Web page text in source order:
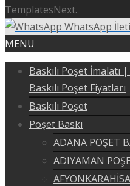
TemplatesNext.
WhatsApp
MENU
Baskılı Poşet İmalatı
Baskılı Poşet Fiyatları
Baskılı Poşet
Poşet Baskı
ADANA POŞET
ADIYAMAN